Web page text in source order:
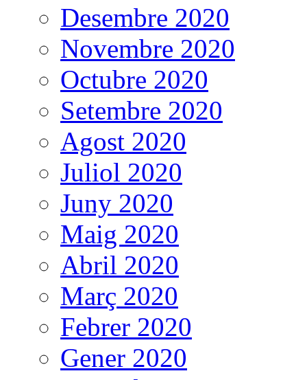
Desembre 2020
Novembre 2020
Octubre 2020
Setembre 2020
Agost 2020
Juliol 2020
Juny 2020
Maig 2020
Abril 2020
Març 2020
Febrer 2020
Gener 2020